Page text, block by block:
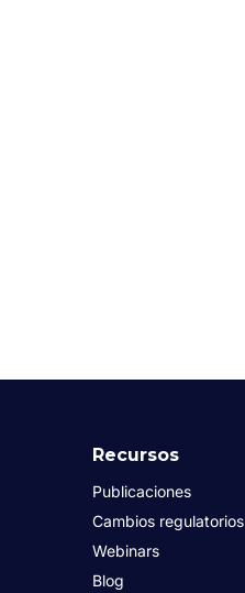
Recursos
Publicaciones
Cambios regulatorios
Webinars
Blog